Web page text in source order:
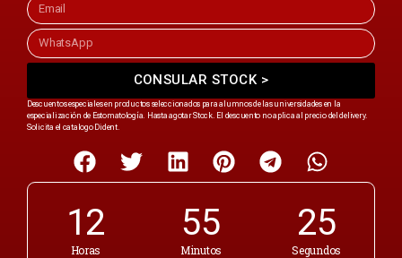
CONSULAR STOCK >
Descuentos especiales en productos seleccionados para alumnos de las universidades en la
especialización de Estomatología. Hasta agotar Stock. El descuento no aplica al precio del delivery.
Solicita el catalogo Dident.
12
Horas
55
Minutos
25
Segundos